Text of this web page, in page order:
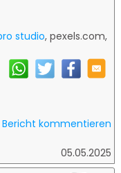
studio, pexels.com,
Bericht kommentieren
05.05.2025